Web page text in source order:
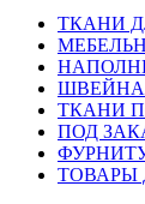
ТКАНИ
ТКАНИ
ПОД
ТОВАРЫ